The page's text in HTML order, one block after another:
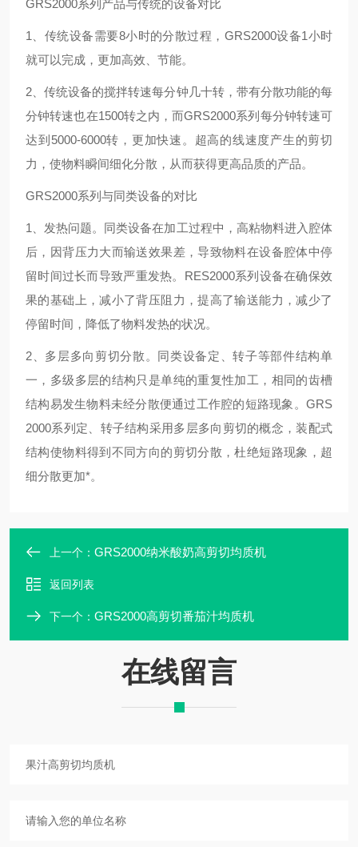
GRS2000系列产品与传统的设备对比
1 、传统设备需要8小时的分散过程， GRS2000设备1小时
就可以完成，更加高效、节能。
2 、传统设备的搅拌转速每分钟几十转，带有分散功能的每
分钟转速也在1500转之内，而GRS2000系列每分钟转速可
达到 5000-6000转，更加快速。超高的线速度产生的剪切
力，使物料瞬间细化分散，从而获得更高品质的产品。
GRS2000系列与同类设备的对比
1
、发热问题。同类设备在加工过程中，高粘物料进入腔体
后，因背压力大而输送效果差，导致物料在设备腔体中停
留时间过长而导致严重发热。 RES2000系列设备在确保效
果的基础上，减小了背压阻力，提高了输送能力，减少了
停留时间，降低了物料发热的状况。
2 、多层多向剪切分散。同类设备定、转子等部件结构单
一，多级多层的结构只是单纯的重复性加工，相同的齿槽
结构易发生物料未经分散便通过工作腔的短路现象。 GRS
2000系列定、转子结构采用多层多向剪切的概念，装配式
结构使物料得到不同方向的剪切分散，杜绝短路现象，超
细分散更加*。
上一个： GRS2000纳米酸奶高剪切均质机
返回列表
下一个： GRS2000高剪切番茄汁均质机
在线留言